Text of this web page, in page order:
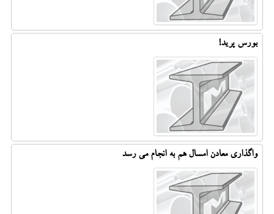
بورس پرید!
واگذاری معادن امسال هم به انجام می رسد